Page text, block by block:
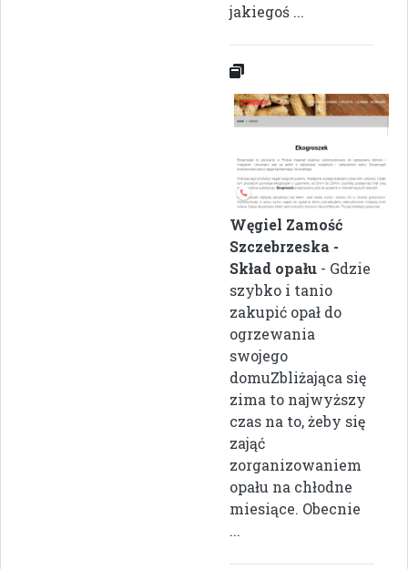
jakiegoś ...
Węgiel Zamość
Szczebrzeska -
Skład opału - Gdzie
szybko i tanio
zakupić opał do
ogrzewania
swojego
domuZbliżająca się
zima to najwyższy
czas na to, żeby się
zająć
zorganizowaniem
opału na chłodne
miesiące. Obecnie
...